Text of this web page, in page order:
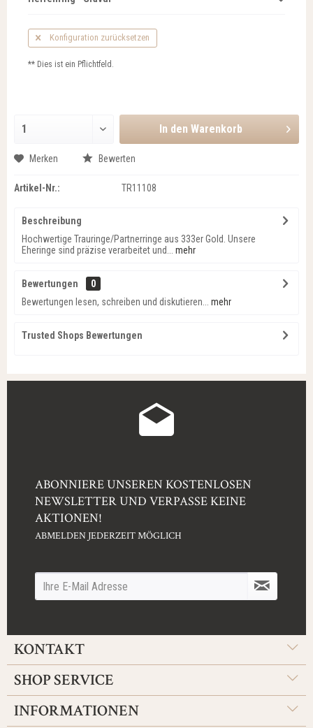
Konfiguration zurücksetzen
** Dies ist ein Pflichtfeld.
In den Warenkorb
Merken Bewerten
Artikel-Nr.: TR11108
Beschreibung
Hochwertige Trauringe/Partnerringe aus 333er Gold. Unsere
Eheringe sind präzise verarbeitet und...
mehr
Bewertungen
0
Bewertungen lesen, schreiben und diskutieren...
mehr
Trusted Shops Bewertungen
ABONNIERE UNSEREN KOSTENLOSEN
NEWSLETTER UND VERPASSE KEINE
AKTIONEN!
ABMELDEN JEDERZEIT MÖGLICH
KONTAKT
SHOP SERVICE
INFORMATIONEN